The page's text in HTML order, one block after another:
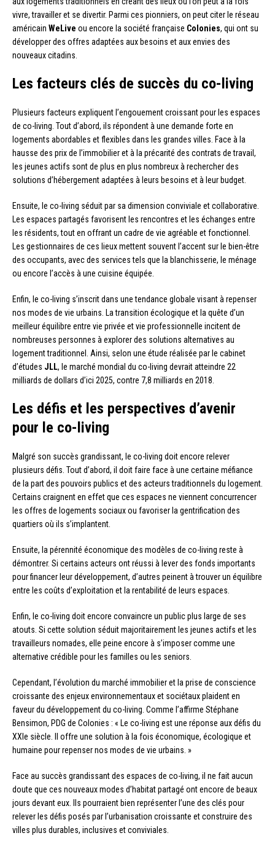
vivre, travailler et se divertir. Parmi ces pionniers, on peut citer le réseau
américain WeLive ou encore la société française Colonies, qui ont su
développer des offres adaptées aux besoins et aux envies des
nouveaux citadins.
Les facteurs clés de succès du co-living
Plusieurs facteurs expliquent l’engouement croissant pour les espaces
de co-living. Tout d’abord, ils répondent à une demande forte en
logements abordables et flexibles dans les grandes villes. Face à la
hausse des prix de l’immobilier et à la précarité des contrats de travail,
les jeunes actifs sont de plus en plus nombreux à rechercher des
solutions d’hébergement adaptées à leurs besoins et à leur budget.
Ensuite, le co-living séduit par sa dimension conviviale et collaborative.
Les espaces partagés favorisent les rencontres et les échanges entre
les résidents, tout en offrant un cadre de vie agréable et fonctionnel.
Les gestionnaires de ces lieux mettent souvent l’accent sur le bien-être
des occupants, avec des services tels que la blanchisserie, le ménage
ou encore l’accès à une cuisine équipée.
Enfin, le co-living s’inscrit dans une tendance globale visant à repenser
nos modes de vie urbains. La transition écologique et la quête d’un
meilleur équilibre entre vie privée et vie professionnelle incitent de
nombreuses personnes à explorer des solutions alternatives au
logement traditionnel. Ainsi, selon une étude réalisée par le cabinet
d’études JLL, le marché mondial du co-living devrait atteindre 22
milliards de dollars d’ici 2025, contre 7,8 milliards en 2018.
Les défis et les perspectives d’avenir
pour le co-living
Malgré son succès grandissant, le co-living doit encore relever
plusieurs défis. Tout d’abord, il doit faire face à une certaine méfiance
de la part des pouvoirs publics et des acteurs traditionnels du logement.
Certains craignent en effet que ces espaces ne viennent concurrencer
les offres de logements sociaux ou favoriser la gentrification des
quartiers où ils s’implantent.
Ensuite, la pérennité économique des modèles de co-living reste à
démontrer. Si certains acteurs ont réussi à lever des fonds importants
pour financer leur développement, d’autres peinent à trouver un équilibre
entre les coûts d’exploitation et la rentabilité de leurs espaces.
Enfin, le co-living doit encore convaincre un public plus large de ses
atouts. Si cette solution séduit majoritairement les jeunes actifs et les
travailleurs nomades, elle peine encore à s’imposer comme une
alternative crédible pour les familles ou les seniors.
Cependant, l’évolution du marché immobilier et la prise de conscience
croissante des enjeux environnementaux et sociétaux plaident en
faveur du développement du co-living. Comme l’affirme Stéphane
Bensimon, PDG de Colonies : « Le co-living est une réponse aux défis du
XXIe siècle. Il offre une solution à la fois économique, écologique et
humaine pour repenser nos modes de vie urbains. »
Face au succès grandissant des espaces de co-living, il ne fait aucun
doute que ces nouveaux modes d’habitat partagé ont encore de beaux
jours devant eux. Ils pourraient bien représenter l’une des clés pour
relever les défis posés par l’urbanisation croissante et construire des
villes plus durables, inclusives et conviviales.